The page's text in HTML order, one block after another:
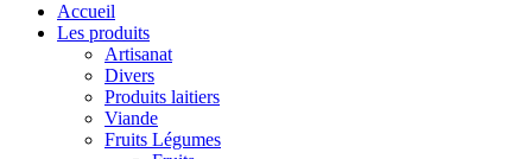
Accueil
Les produits
Artisanat
Divers
Produits laitiers
Viande
Fruits Légumes